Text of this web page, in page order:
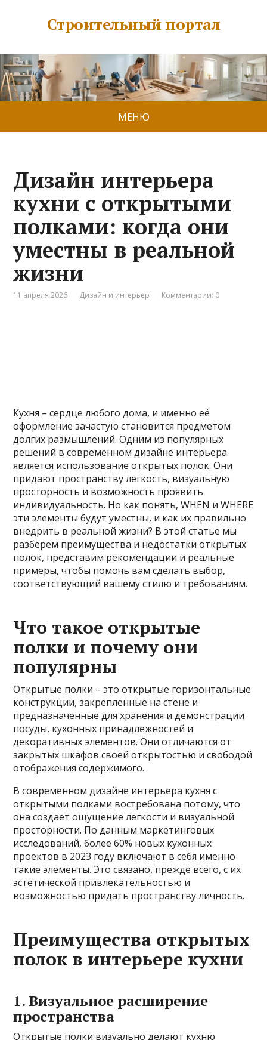
Строительный портал
МЕНЮ
Дизайн интерьера
кухни с открытыми
полками: когда они
уместны в реальной
жизни
11 апреля 2026 Дизайн и интерьер Комментарии: 0
Кухня – сердце любого дома, и именно её
оформление зачастую становится предметом
долгих размышлений. Одним из популярных
решений в современном дизайне интерьера
является использование открытых полок. Они
придают пространству легкость, визуальную
просторность и возможность проявить
индивидуальность. Но как понять, WHEN и WHERE
эти элементы будут уместны, и как их правильно
внедрить в реальной жизни? В этой статье мы
разберем преимущества и недостатки открытых
полок, представим рекомендации и реальные
примеры, чтобы помочь вам сделать выбор,
соответствующий вашему стилю и требованиям.
Что такое открытые
полки и почему они
популярны
Открытые полки – это открытые горизонтальные
конструкции, закрепленные на стене и
предназначенные для хранения и демонстрации
посуды, кухонных принадлежностей и
декоративных элементов. Они отличаются от
закрытых шкафов своей открытостью и свободой
отображения содержимого.
В современном дизайне интерьера кухня с
открытыми полками востребована потому, что
она создает ощущение легкости и визуальной
просторности. По данным маркетинговых
исследований, более 60% новых кухонных
проектов в 2023 году включают в себя именно
такие элементы. Это связано, прежде всего, с их
эстетической привлекательностью и
возможностью придать пространству личность.
Преимущества открытых
полок в интерьере кухни
1. Визуальное расширение
пространства
Открытые полки визуально делают кухню